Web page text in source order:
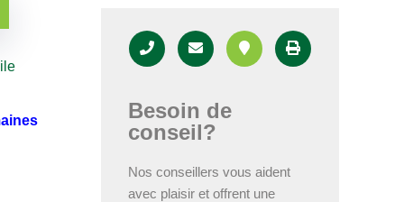
Besoin de
conseil?
Nos conseillers vous aident
avec plaisir et offrent une